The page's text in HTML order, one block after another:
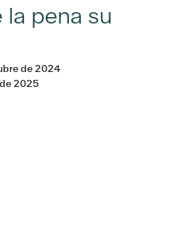
la pena su
de 2024
2025